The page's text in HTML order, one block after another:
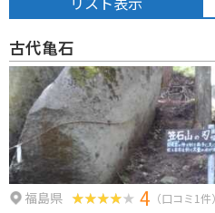
古代亀石
福島県 4 （口コミ1件）